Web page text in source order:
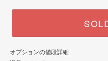
オプションの値段詳細